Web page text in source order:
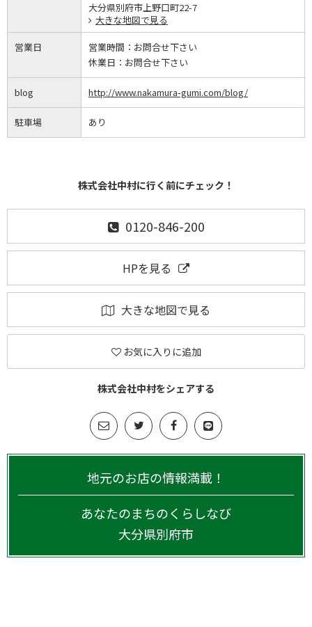
大分県別府市上野口町22-7
大きな地図で見る
営業日 営業時間： お問合せ下さい
休業日： お問合せ下さい
blog http://www.nakamura-gumi.com/blog/
駐車場 あり
株式会社中村に行く前にチェック！
0120-846-200
HPを見る
大きな地図で見る
お気に入りに追加
株式会社中村をシェアする
地元のお店の情報満載！
あなたのまちのくらしなび
大分県別府市